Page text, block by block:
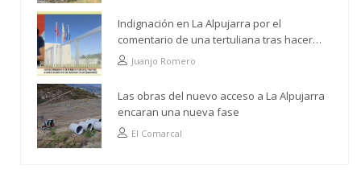
Indignación en La Alpujarra por el
comentario de una tertuliana tras hacer
alusión al analfabetismo con la comarca
Juanjo Romero
Las obras del nuevo acceso a La Alpujarra
encaran una nueva fase
El Comarcal